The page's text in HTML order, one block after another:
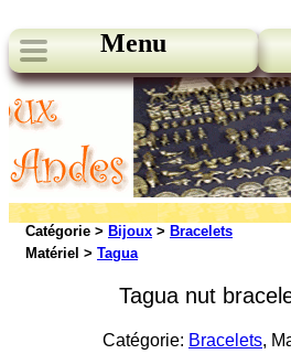
Menu
Catégorie > Bijoux > Bracelets
Matériel > Tagua
Tagua nut
Catégorie: Bracelets,